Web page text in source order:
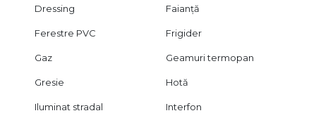
Dressing Faianță
Ferestre PVC Frigider
Gaz Geamuri termopan
Gresie Hotă
Iluminat stradal Interfon